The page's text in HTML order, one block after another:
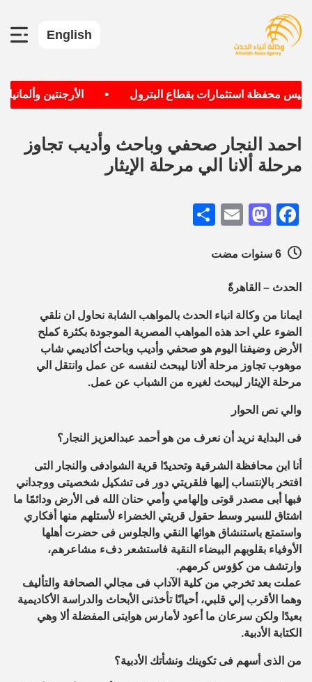
English
محفظة استثمارات بقطاع البترول الأرجنتين وألمانيا
احمد النجار صحفي وباحث وأديب تجاوز
مرحلة ألانا الي مرحلة الإيثار
Facebook
Mastodon
Email
الحدث – القاهرةً
ايمانا من وكالة انباء الحدث بالمواهب الشابة نحاول ان نلقي
الضوء علي احد هذه المواهب المصرية الموجودة بكثرة كملح
الأرض وضيفنا اليوم هو صحفي وأديب وباحث أكاديمي شاب
موهوب تجاوز مرحلة ألانا ليبحث لنفسه عن عمل وانتقل الي
مرحلة الإيثار ليبحث لغيره من الشباب عن عمل.
والي نص الحوار
فى البداية نريد أن نعرف من هو أحمد عبدالعزيز النجار؟
أنا ابن محافظة الشرقية وتحديدًا قرية الشوادفى والنجار التى
افتخر بالإنتساب إليها فلقريتي دور فى تشكيل شخصيتى ووجداني
فبها أبى مصدر قوتى وإلهامي وأمي حنان الله فى الأرض ودائمًا ما
اشتاق للسير وسط حقول قريتي الخضراء لأستلهم منها أفكاري
واستمتع باستنشاق هوائها النقي والجلوس فى حضرت أهلها
الأوفياء بقلوبهم البيضاء النقية فاستشعر دفء مشاعرهم،
وارتشف من كؤوس كرمهم.
عملت بعد تخرجي من كلية الآداب فى مجالي الصحافة والتأليف
وهما الأقرب إلي قلبي، أحيانًا تأخذنى الأبحاث والدراسة الأكاديمية
بعيدًا ولكن سرعان ما أعود لأمارس هوايتى المفضلة ألا وهي
الكتابة الأدبية.
من الذى أسهم فى تكوينك ونشأتك الأدبية؟